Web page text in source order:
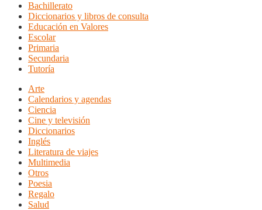
Bachillerato
Diccionarios y libros de consulta
Educación en Valores
Escolar
Primaria
Secundaria
Tutoría
Arte
Calendarios y agendas
Ciencia
Cine y televisión
Diccionarios
Inglés
Literatura de viajes
Multimedia
Otros
Poesia
Regalo
Salud